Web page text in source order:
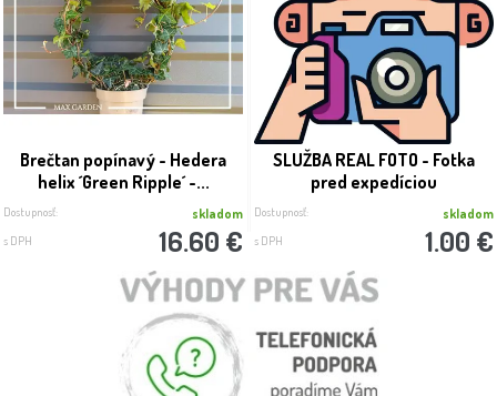
Brečtan popínavý - Hedera
helix ´Green Ripple´ -...
Dostupnosť: skladom
s DPH 16.60 €
SLUŽBA REAL FOTO - Fotka
pred expedíciou
Dostupnosť: skladom
s DPH 1.00 €